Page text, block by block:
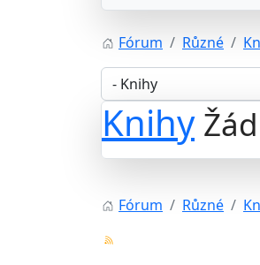
Fórum Různé
Knihy
Fórum Různé